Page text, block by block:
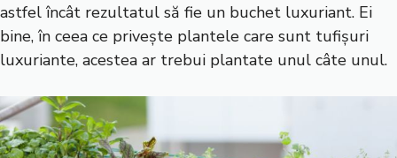
astfel încât rezultatul să fie un buchet luxuriant. Ei
bine, în ceea ce privește plantele care sunt tufișuri
luxuriante, acestea ar trebui plantate unul câte unul.